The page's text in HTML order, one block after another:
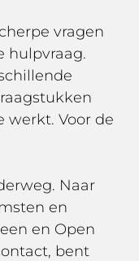
vragen
hulpvraag.
werkt. Voor de
Naar
en
en Open
bent